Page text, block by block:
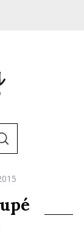
S
E
C
H